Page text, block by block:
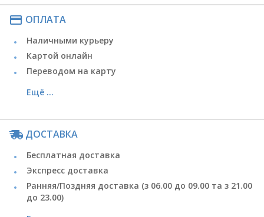
payment ОПЛАТА
Наличными курьеру
Картой онлайн
Переводом на карту
Ещё ...
ДОСТАВКА
Бесплатная доставка
Экспресс доставка
Ранняя/Поздняя доставка (з 06.00 до 09.00 та з 21.00
до 23.00)